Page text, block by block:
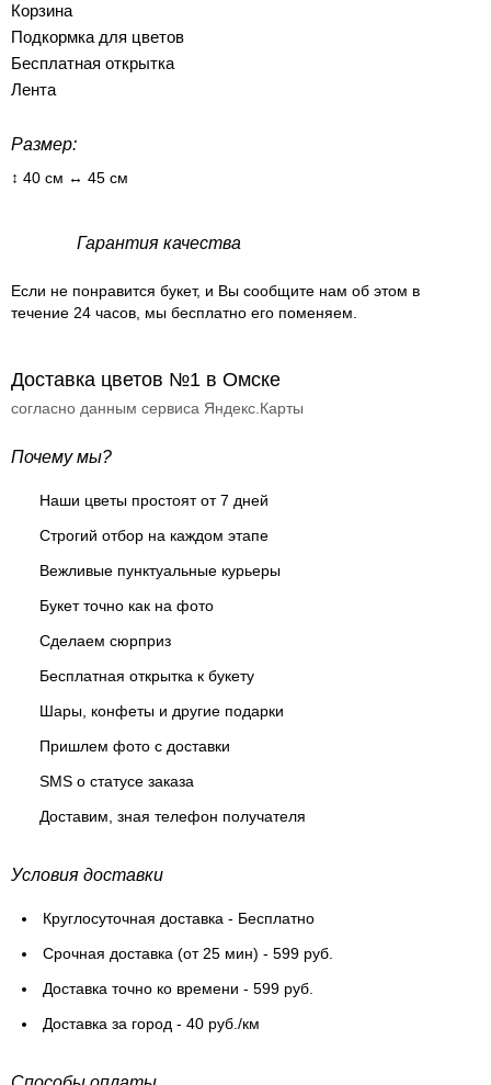
Корзина
Подкормка для цветов
Бесплатная открытка
Лента
Размер:
↕ 40 см ↔ 45 см
Гарантия качества
Если не понравится букет, и Вы сообщите нам об этом в
течение 24 часов, мы бесплатно его поменяем.
Доставка цветов №1 в Омске
согласно данным сервиса Яндекс.Карты
Почему мы?
Наши цветы простоят от 7 дней
Строгий отбор на каждом этапе
Вежливые пунктуальные курьеры
Букет точно как на фото
Сделаем сюрприз
Бесплатная открытка к букету
Шары, конфеты и другие подарки
Пришлем фото с доставки
SMS о статусе заказа
Доставим, зная телефон получателя
Условия доставки
Круглосуточная доставка - Бесплатно
Cрочная доставка (от 25 мин) - 599 руб.
Доставка точно ко времени - 599 руб.
Доставка за город - 40 руб./км